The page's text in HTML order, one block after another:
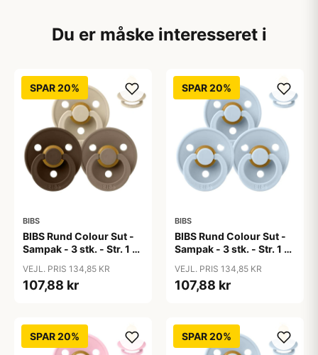
Du er måske interesseret i
SPAR 20%
BIBS
BIBS Rund Colour Sut -
Sampak - 3 stk. - Str. 1 -
VEJL. PRIS 134,85 KR
107,88 kr
SPAR 20%
BIBS
BIBS Rund Colour Sut -
Sampak - 3 stk. - Str. 1 -
VEJL. PRIS 134,85 KR
107,88 kr
SPAR 20% SPAR 20%